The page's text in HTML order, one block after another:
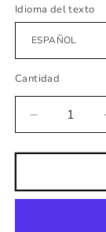
Idioma del texto
Cantidad
Reducir
cantidad
para
sirena
generosa